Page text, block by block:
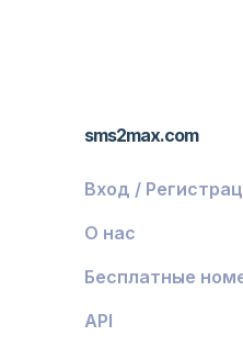
sms2max.com
Вход /
О нас
Бесплатные
API